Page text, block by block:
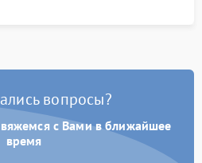
вопросы?
с Вами в ближайшее
время